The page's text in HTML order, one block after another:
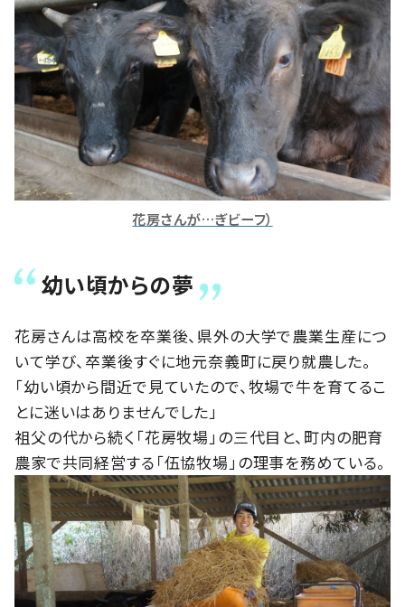
花房さんが…ぎビーフ）
幼い頃からの夢
花房さんは高校を卒業後、県外の大学で農業生産につ
いて学び、卒業後すぐに地元奈義町に戻り就農した。
「幼い頃から間近で見ていたので、牧場で牛を育てるこ
とに迷いはありませんでした」
祖父の代から続く「花房牧場」の三代目と、町内の肥育
農家で共同経営する「伍協牧場」の理事を務めている。